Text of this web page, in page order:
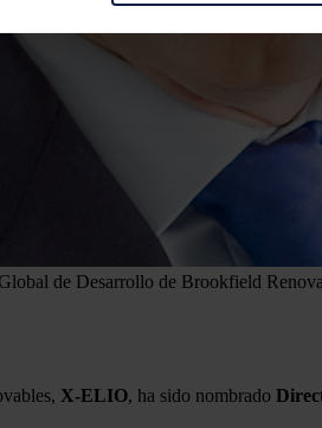
se usan para personalizar el
compartimos información sobre el
análisis web, quienes pueden
del uso que haya hecho de sus
de Desarrollo de Brookfield
X-ELIO, ha sido nombrado